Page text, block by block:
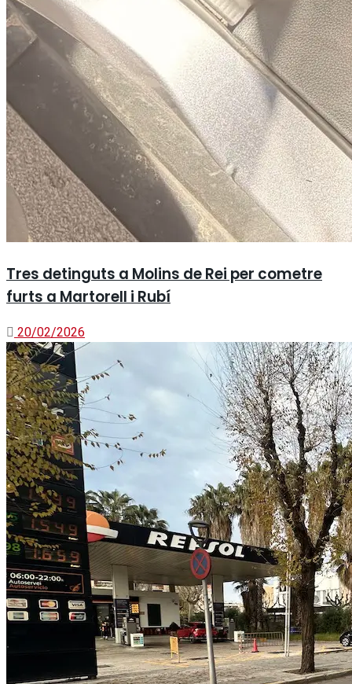
Tres detinguts a Molins de Rei per cometre
furts a Martorell i Rubí
20/02/2026